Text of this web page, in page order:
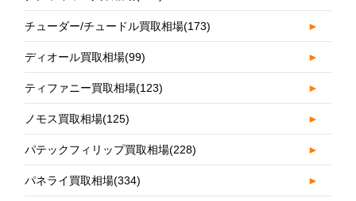
チューダー/チュードル買取相場(173) ►
ディオール買取相場(99) ►
ティファニー買取相場(123) ►
ノモス買取相場(125) ►
パテックフィリップ買取相場(228) ►
パネライ買取相場(334) ►